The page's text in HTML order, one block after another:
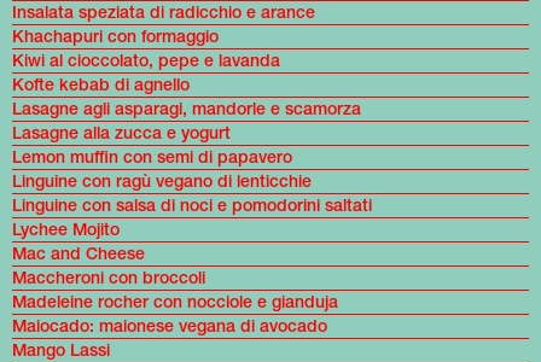
Insalata speziata di radicchio e arance
Khachapuri con formaggio
Kiwi al cioccolato, pepe e lavanda
Kofte kebab di agnello
Lasagne agli asparagi, mandorle e scamorza
Lasagne alla zucca e yogurt
Lemon muffin con semi di papavero
Linguine con ragù vegano di lenticchie
Linguine con salsa di noci e pomodorini saltati
Lychee Mojito
Mac and Cheese
Maccheroni con broccoli
Madeleine rocher con nocciole e gianduja
Maiocado: maionese vegana di avocado
Mango Lassi